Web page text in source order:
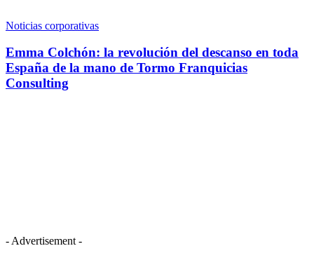
Noticias corporativas
Emma Colchón: la revolución del descanso en toda
España de la mano de Tormo Franquicias
Consulting
- Advertisement -